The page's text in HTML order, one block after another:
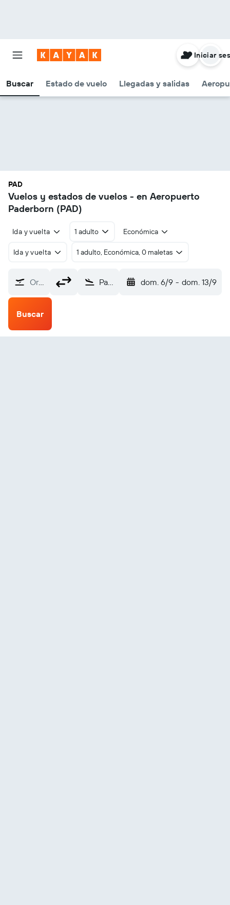
Buscar Estado de vuelo Llegadas y salidas
Iniciar
PAD
Vuelos y estados de vuelos - en Aeropuerto
Paderborn (PAD)
Ida y vuelta 1 adulto Económica
Ida y vuelta 1 adulto, Económica, 0 maletas
Origen Paderborn (PAD) dom. 6/9 - dom. 13/9
Buscar